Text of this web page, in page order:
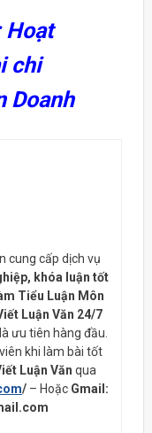
Hoạt
chi
Doanh
cung cấp dịch vụ
khóa luận tốt
Tiểu Luận Môn
Luận Văn 24/7
ưu tiên hàng đầu.
khi làm bài tốt
Luận Văn qua
/ – Hoặc Gmail: